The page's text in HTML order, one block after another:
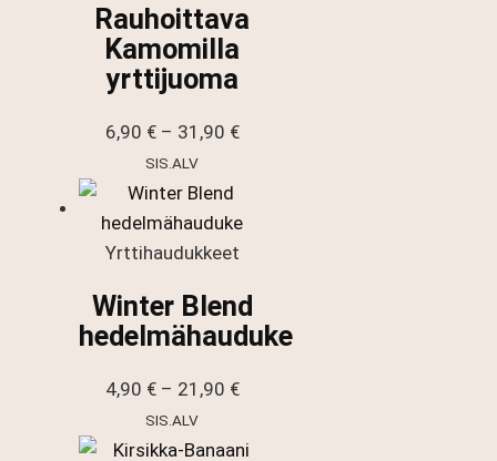
Rauhoittava
Kamomilla
yrttijuoma
6,90 € – 31,90 €Hintaluokka:
31,90 €
SIS.ALV
Yrttihaudukkeet
Winter Blend
hedelmähauduke
4,90 € – 21,90 €Hintaluokka:
-
SIS.ALV